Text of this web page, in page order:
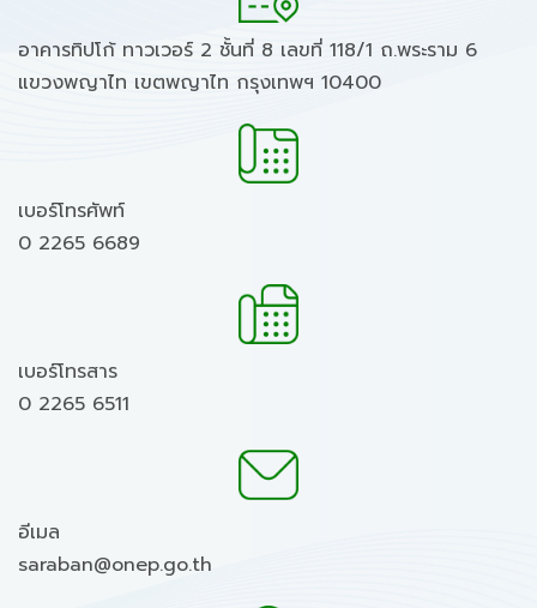
อาคารทิปโก้ ทาวเวอร์ 2 ชั้นที่ 8 เลขที่ 118/1 ถ.พระราม 6
แขวงพญาไท เขตพญาไท กรุงเทพฯ 10400
เบอร์โทรศัพท์
0 2265 6689
เบอร์โทรสาร
0 2265 6511
อีเมล
saraban@onep.go.th